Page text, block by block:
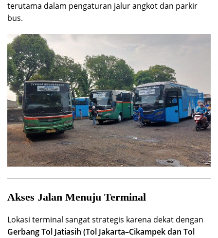
terutama dalam pengaturan jalur angkot dan parkir
bus.
Akses Jalan Menuju Terminal
Lokasi terminal sangat strategis karena dekat dengan
Gerbang Tol Jatiasih (Tol Jakarta–Cikampek dan Tol